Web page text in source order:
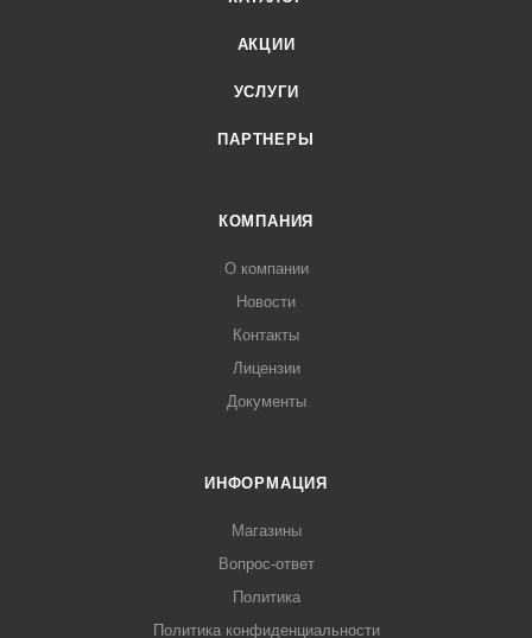
АКЦИИ
УСЛУГИ
ПАРТНЕРЫ
КОМПАНИЯ
О компании
Новости
Контакты
Лицензии
Документы
ИНФОРМАЦИЯ
Магазины
Вопрос-ответ
Политика
Политика конфиденциальности